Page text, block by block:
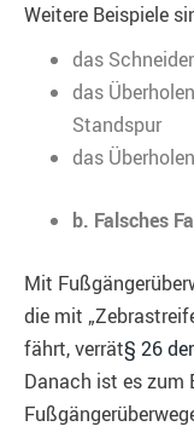
Weitere Beispiele
das
das
Standspur
das
b. Falsches
Mit
die mit
fährt, verrät§ 26
Danach ist es zum